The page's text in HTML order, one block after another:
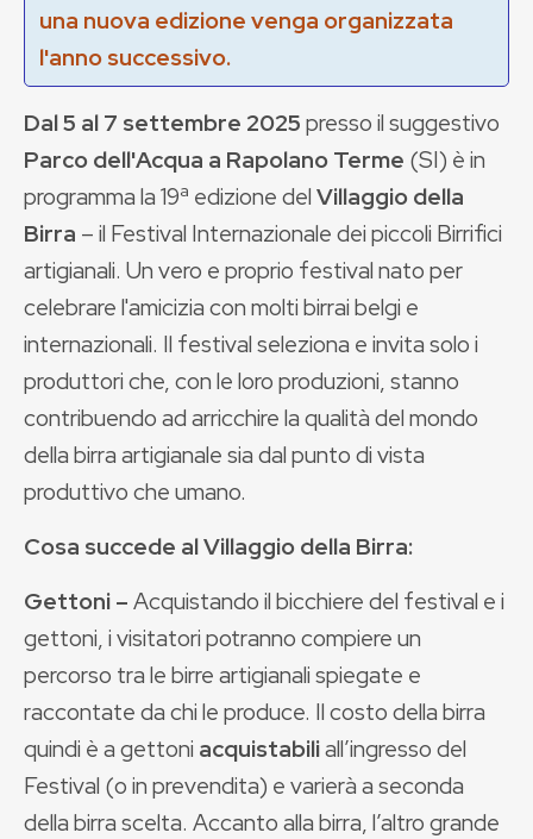
una nuova edizione venga organizzata
l'anno successivo.
Dal 5 al 7 settembre 2025presso il suggestivo
Parco dell'Acqua a Rapolano Terme (SI) è in
programma la 19ª edizione delVillaggio della
Birra –il Festival Internazionale dei piccoli Birrifici
artigianali. Un vero e proprio festival nato per
celebrare l'amicizia con molti birrai belgi e
internazionali. Il festival seleziona e invita solo i
produttori che, con le loro produzioni, stanno
contribuendo ad arricchire la qualità del mondo
della birra artigianale sia dal punto di vista
produttivo che umano.
Cosa succede al Villaggio della Birra:
Gettoni –Acquistandoil bicchiere del festival e i
gettoni, i visitatori potranno compiere un
percorso tra le birre artigianali spiegate e
raccontate da chi le produce. Il costo della birra
quindi è a gettoni acquistabiliall’ingresso del
Festival (o in prevendita) e varierà a seconda
della birra scelta. Accanto alla birra, l’altro grande